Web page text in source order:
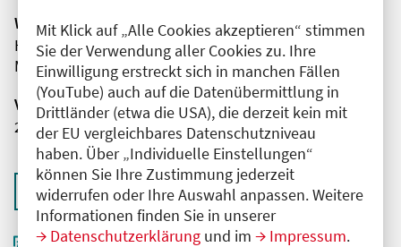
Mit Klick auf „Alle Cookies akzeptieren“ stimmen
Sie der Verwendung aller Cookies zu. Ihre
Einwilligung erstreckt sich in manchen Fällen
(YouTube) auch auf die Datenübermittlung in
Drittländer (etwa die USA), die derzeit kein mit
der EU vergleichbares Datenschutzniveau
haben. Über „Individuelle Einstellungen“
können Sie Ihre Zustimmung jederzeit
widerrufen oder Ihre Auswahl anpassen. Weitere
Informationen finden Sie in unserer
Datenschutzerklärung und im Impressum.
Wissenschaftliche Leitung
Herr Prof. Dr. sc. med. Wolfgang Mohnike
MVZ - Diagnostisch Therapeutisches Zentrum
Veranstaltungsnummer
2761102025058190058
Zurück zur Übersicht